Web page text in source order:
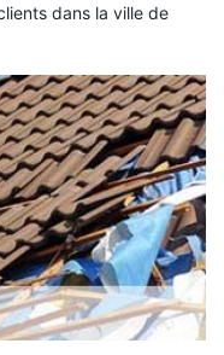
dans la ville de